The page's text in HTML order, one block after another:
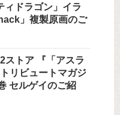
ィドラゴン」イラ
」複製原画のご
ストア 『「アスラ
リビュートマガジ
セルゲイのご紹